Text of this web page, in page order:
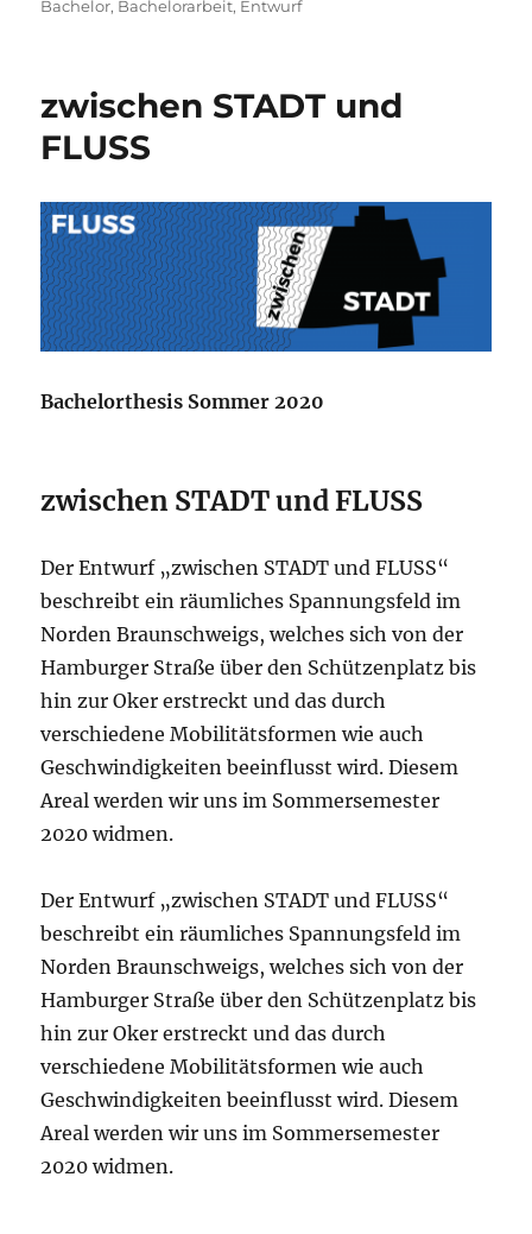
am
Bachelor, Bachelorarbeit, Entwurf
zwischen STADT und
FLUSS
Bachelorthesis Sommer 2020
zwischen STADT und FLUSS
Der Entwurf „zwischen STADT und FLUSS“
beschreibt ein räumliches Spannungsfeld im
Norden Braunschweigs, welches sich von der
Hamburger Straße über den Schützenplatz bis
hin zur Oker erstreckt und das durch
verschiedene Mobilitätsformen wie auch
Geschwindigkeiten beeinflusst wird. Diesem
Areal werden wir uns im Sommersemester
2020 widmen.
Der Entwurf „zwischen STADT und FLUSS“
beschreibt ein räumliches Spannungsfeld im
Norden Braunschweigs, welches sich von der
Hamburger Straße über den Schützenplatz bis
hin zur Oker erstreckt und das durch
verschiedene Mobilitätsformen wie auch
Geschwindigkeiten beeinflusst wird. Diesem
Areal werden wir uns im Sommersemester
2020 widmen.